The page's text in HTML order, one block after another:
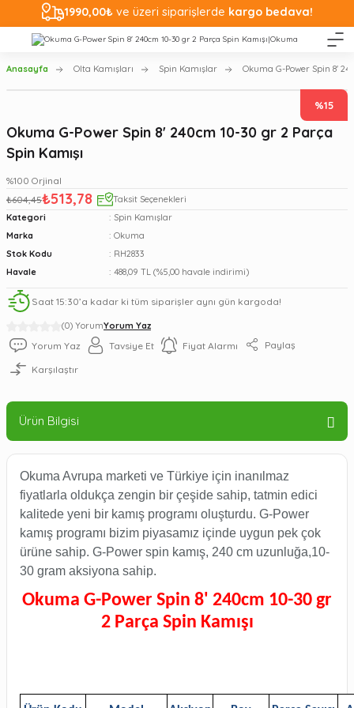
1990,00₺ ve üzeri siparişlerde kargo bedava!
Anasayfa Olta Kamışları Spin Kamışlar Okuma G-Power Spin 8'
%15
(0) YorumYorum Yaz
Okuma G-Power Spin 8' 240cm 10-30 gr 2 Parça
Spin Kamışı
%100 Orjinal
₺604,45₺513,78
Taksit Seçenekleri
Kategori
Spin Kamışlar
Marka
Okuma
Stok Kodu
RH2833
Havale
488,09 TL (%5,00 havale indirimi)
Saat 15:30’a kadar ki tüm siparişler aynı gün kargoda!
Yorum Yaz Tavsiye Et Fiyat Alarmı Paylaş
Karşılaştır
Ürün Bilgisi
Okuma Avrupa marketi ve Türkiye için inanılmaz
fiyatlarla oldukça zengin bir çeşide sahip, tatmin edici
kalitede yeni bir kamış programı oluşturdu. G-Power
kamış programı bizim piyasamız içinde uygun pek çok
ürüne sahip. G-Power spin kamış, 240 cm uzunluğa,10-
30 gram aksiyona sahip.
Okuma G-Power Spin 8' 240cm 10-30 gr
2 Parça Spin Kamışı